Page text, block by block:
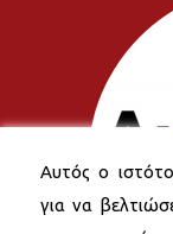
Αυτός ο
για να